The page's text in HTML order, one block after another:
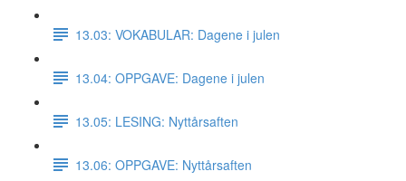
13.03: VOKABULAR: Dagene i julen
13.04: OPPGAVE: Dagene i julen
13.05: LESING: Nyttårsaften
13.06: OPPGAVE: Nyttårsaften